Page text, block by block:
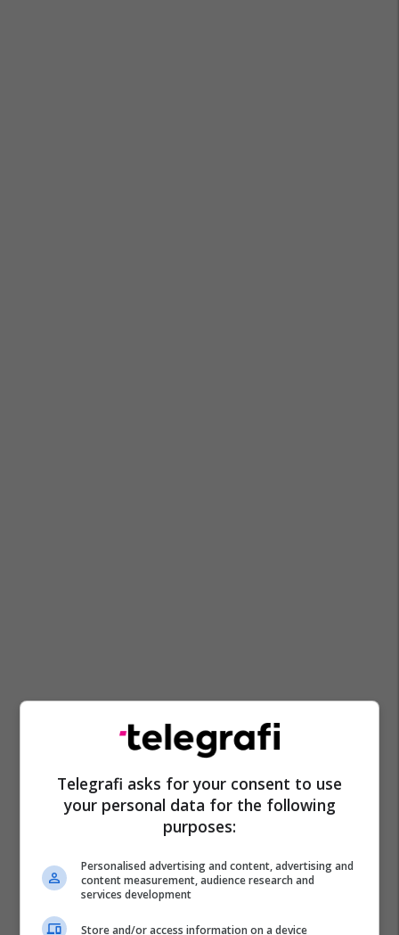
Lençe Ristoska
Telegrafi asks for your consent to use
your personal data for the following
purposes:
Personalised advertising and content, advertising and
content measurement, audience research and
services development
Store and/or access information on a device